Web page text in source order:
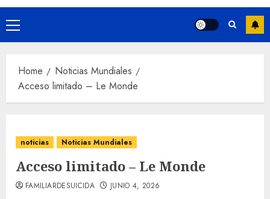
Home
Noticias Mundiales
Acceso limitado – Le Monde
noticias Noticias Mundiales
Acceso limitado – Le Monde
FAMILIARDESUICIDA JUNIO 4, 2026